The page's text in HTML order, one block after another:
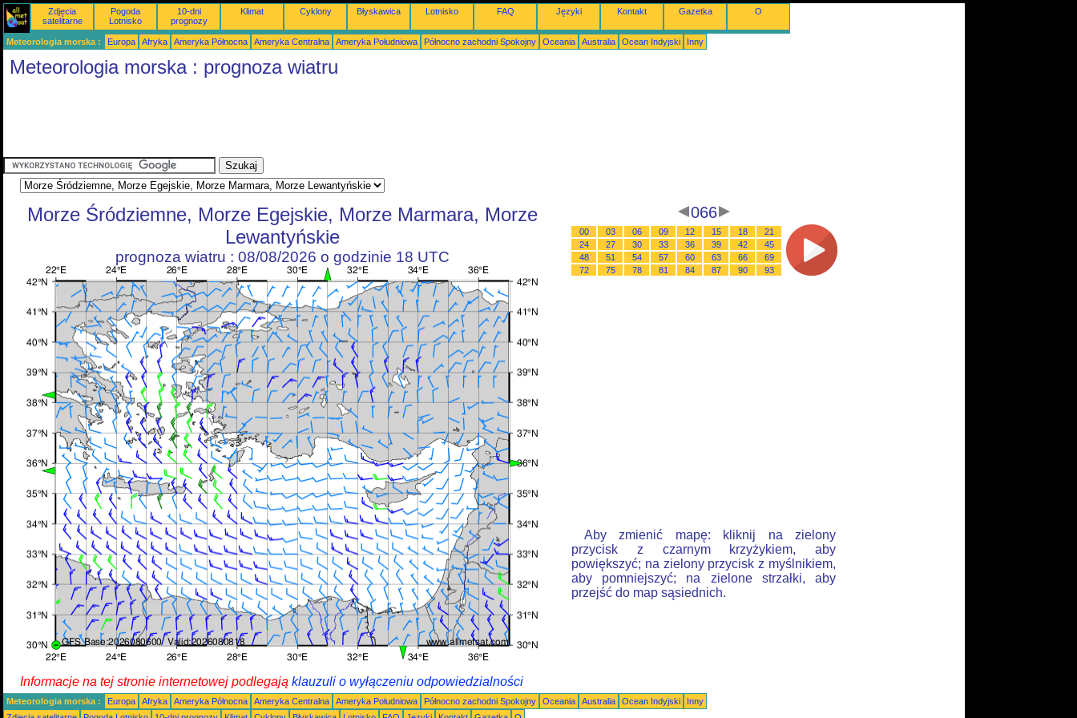
Zdjęcia
satelitarne
Pogoda
Lotnisko
10-dni
prognozy
Klimat Cyklony Błyskawica Lotnisko FAQ Języki Kontakt Gazetka O
Meteorologia morska : Europa Afryka Ameryka Północna Ameryka Centralna Ameryka Południowa Północno zachodni Spokojny Oceania Australia Ocean Indyjski Inny
Meteorologia morska : prognoza wiatru
Morze Śródziemne, Morze Egejskie, Morze Marmara, Morze
Lewantyńskie
prognoza wiatru : 08/08/2026 o godzinie 18 UTC
066
00 03 06 09 12 15 18
21
24
27 30 33 36 39 42
45
48
51 54 57 60 63 66
69
72
75 78 81 84 87 90 93
Aby zmienić mapę: kliknij na zielony
przycisk z czarnym krzyżykiem, aby
powiększyć; na zielony przycisk z myślnikiem,
aby pomniejszyć; na zielone strzałki, aby
przejść do map sąsiednich.
Informacje na tej stronie internetowej podlegają klauzuli o wyłączeniu odpowiedzialności
Meteorologia morska : Europa Afryka Ameryka Północna Ameryka Centralna Ameryka Południowa Północno zachodni Spokojny Oceania Australia Ocean Indyjski
Inny